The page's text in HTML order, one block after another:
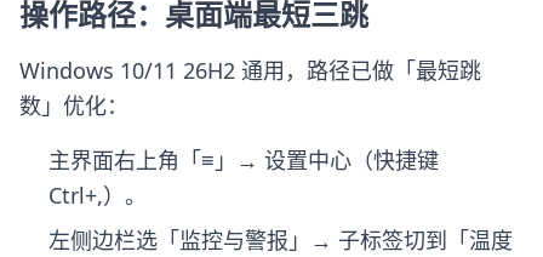
操作路径：桌面端最短三跳
Windows 10/11 26H2 通用，路径已做「最短跳
数」优化：
主界面右上角「≡」→ 设置中心（快捷键
Ctrl+,）。
左侧边栏选「监控与警报」→ 子标签切到「温度